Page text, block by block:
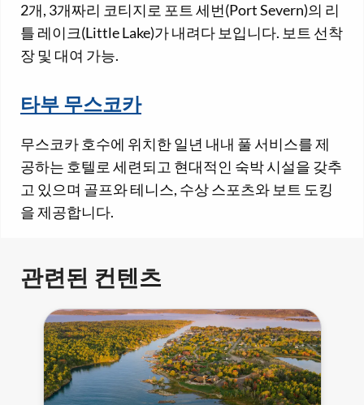
2개, 3개짜리 코티지로 포트 세번(Port Severn)의 리
틀 레이크(Little Lake)가 내려다 보입니다. 보트 선착
장 및 대여 가능.
타부 무스코카
무스코카 호수에 위치한 일년 내내 풀 서비스를 제
공하는 호텔로 세련되고 현대적인 숙박 시설을 갖추
고 있으며 골프와 테니스, 수상 스포츠와 보트 도킹
을 제공합니다.
관련된 컨텐츠